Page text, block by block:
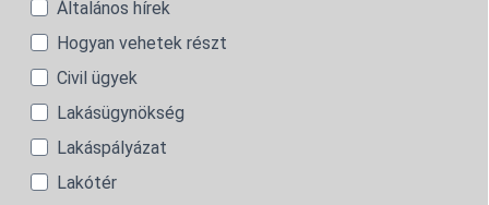
Általános hírek
Hogyan vehetek részt
Civil ügyek
Lakásügynökség
Lakáspályázat
Lakótér